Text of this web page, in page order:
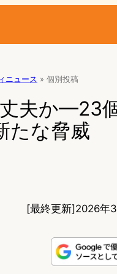
ニュース » 個別投稿
夫か—23
たな脅威
[最終更新]2026年